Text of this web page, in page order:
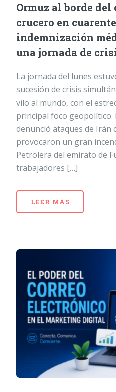
Ormuz al borde del
crucero en
indemnización
una jornada de
La jornada del lunes
sucesión de crisis
vilo al mundo, con el
principal foco geopolítico.
denunció ataques de Irán
provocaron un gran
Petrolera del emirato de
trabajadores […]
LEER MÁS